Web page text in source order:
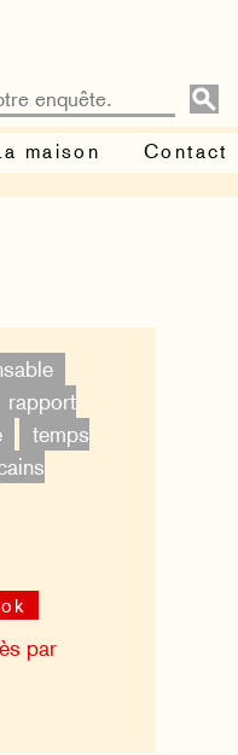
maison Contact
rapport
temps
ok
par